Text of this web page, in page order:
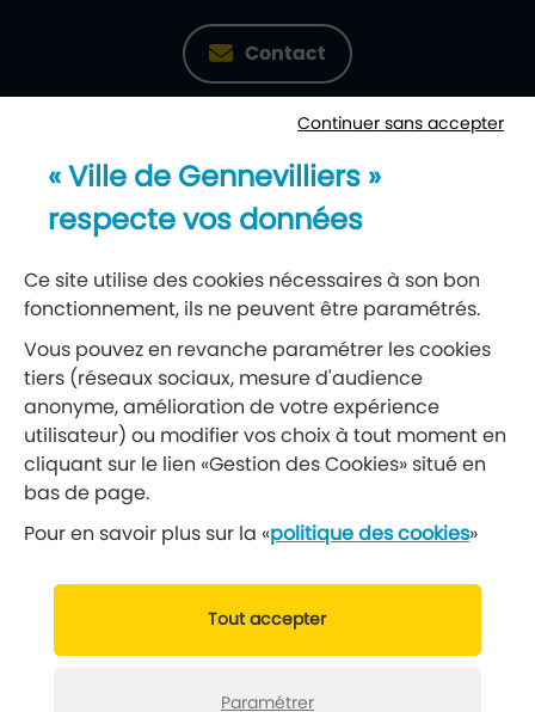
Contact
Newsletter
Réseaux sociaux
Suivez-nous
Retrouvez nous sur Facebook
Mentions légales Données personnelles
Gérer vos cookies Politique cookies
Continuer sans accepter
« Ville de Gennevilliers »
respecte vos données
Ce site utilise des cookies nécessaires à son bon
fonctionnement, ils ne peuvent être paramétrés.
Vous pouvez en revanche paramétrer les cookies
tiers (réseaux sociaux, mesure d'audience
anonyme, amélioration de votre expérience
utilisateur) ou modifier vos choix à tout moment en
cliquant sur le lien «Gestion des Cookies» situé en
bas de page.
Pour en savoir plus sur la «politique des cookies»
Tout accepter
Paramétrer